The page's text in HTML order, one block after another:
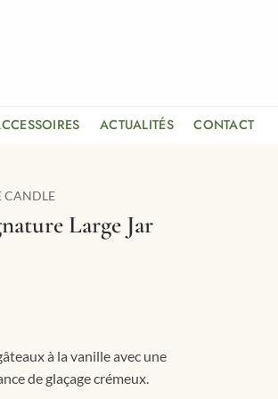
ACTUALITÉS CONTACT
CANDLE
Large Jar
à la vanille avec une
de glaçage crémeux.